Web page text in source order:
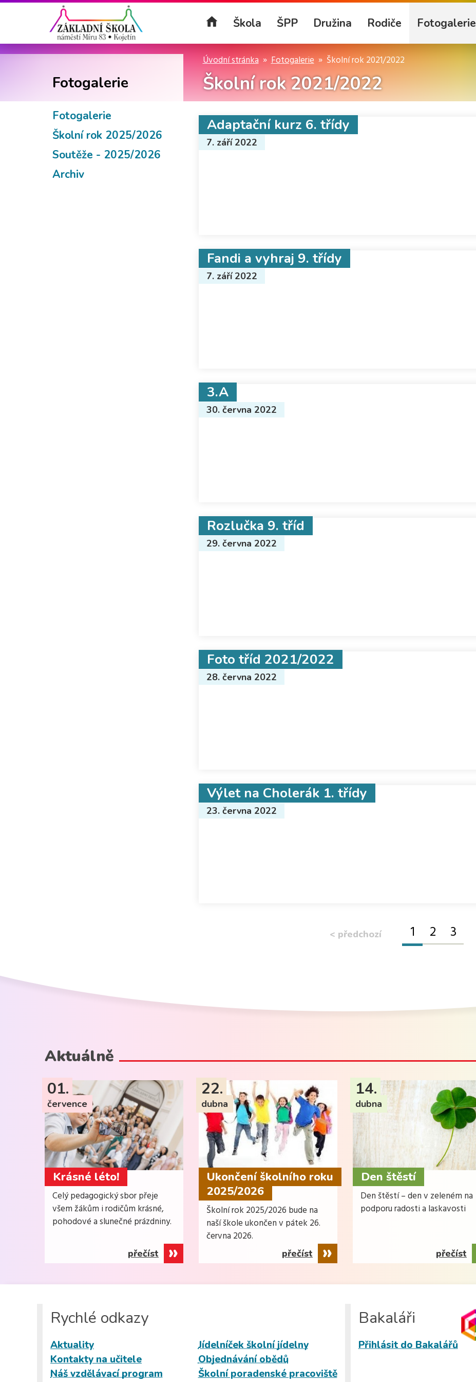
Škola ŠPP Družina Rodiče Fotogalerie
Úvodní stránka Fotogalerie Školní rok 2021/2022
Školní rok 2021/2022
Fotogalerie
Fotogalerie
Školní rok 2025/2026
Soutěže - 2025/2026
Archiv
Adaptační kurz 6. třídy
7. září 2022
Fandi a vyhraj 9. třídy
7. září 2022
3.A
30. června 2022
Rozlučka 9. tříd
29. června 2022
Foto tříd 2021/2022
28. června 2022
Výlet na Cholerák 1. třídy
23. června 2022
< předchozí 1 2 3
Aktuálně
Krásné léto!
01.
července
Celý pedagogický sbor přeje
všem žákům i rodičům krásné,
pohodové a slunečné prázdniny.
přečíst
Ukončení školního roku
2025/2026
22.
dubna
Školní rok 2025/2026 bude na
naší škole ukončen v pátek 26.
června 2026.
přečíst
Den štěstí
14.
dubna
Den štěstí – den v zeleném na
podporu radosti a laskavosti
přečíst
Rychlé odkazy
Aktuality
Kontakty na učitele
Náš vzdělávací program
Jídelníček školní jídelny
Objednávání obědů
Školní poradenské pracoviště
Bakaláři
Přihlásit do Bakalářů